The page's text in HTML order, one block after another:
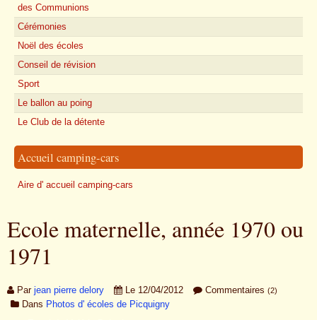
des Communions
Cérémonies
Noël des écoles
Conseil de révision
Sport
Le ballon au poing
Le Club de la détente
Accueil camping-cars
Aire d' accueil camping-cars
Ecole maternelle, année 1970 ou
1971
Par jean pierre delory Le 12/04/2012 Commentaires (2)
Dans Photos d' écoles de Picquigny